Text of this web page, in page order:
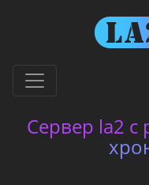
Cервер la2 с